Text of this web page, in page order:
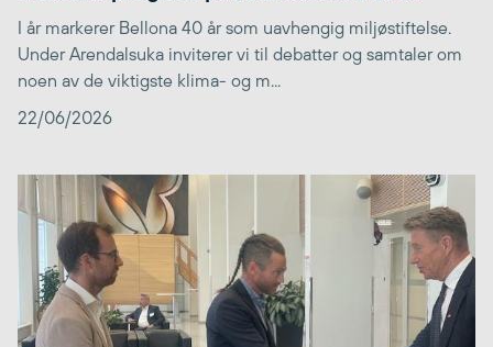
I år markerer Bellona 40 år som uavhengig miljøstiftelse.
Under Arendalsuka inviterer vi til debatter og samtaler om
noen av de viktigste klima- og m...
22/06/2026